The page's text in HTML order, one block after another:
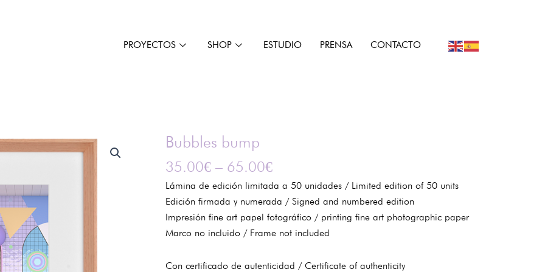
PROYECTOS SHOP ESTUDIO PRENSA CONTACTO
Bubbles bump
35.00€ – 65.00€
Lámina de edición limitada a 50 unidades / Limited edition of 50 units
Edición firmada y numerada / Signed and numbered edition
Impresión fine art papel fotográfico / printing fine art photographic paper
Marco no incluido / Frame not included
Con certificado de autenticidad / Certificate of authenticity
Bubbles
cantidad